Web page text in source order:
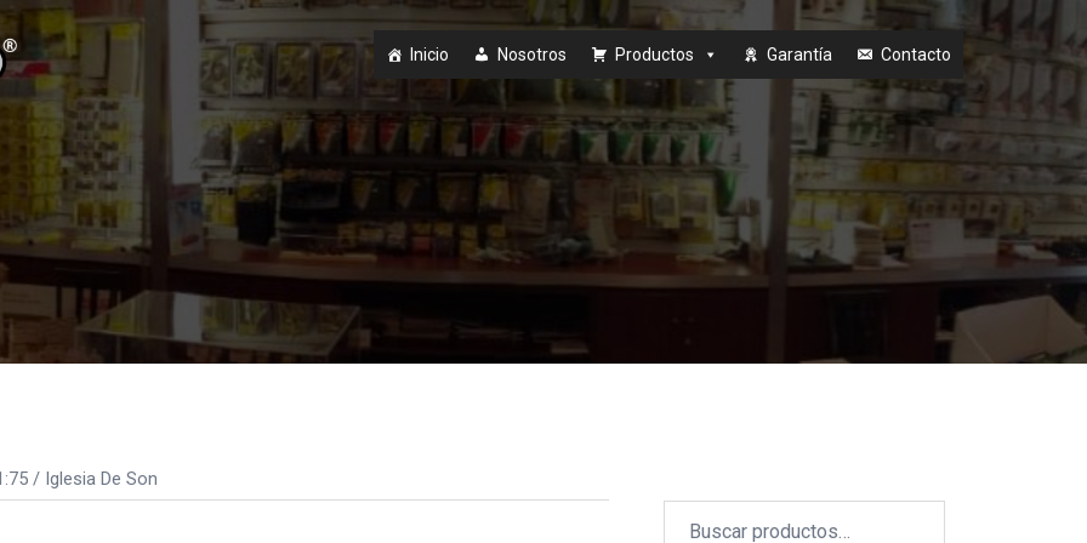
Inicio Nosotros Productos Garantía Contacto
/ Iglesia De Son